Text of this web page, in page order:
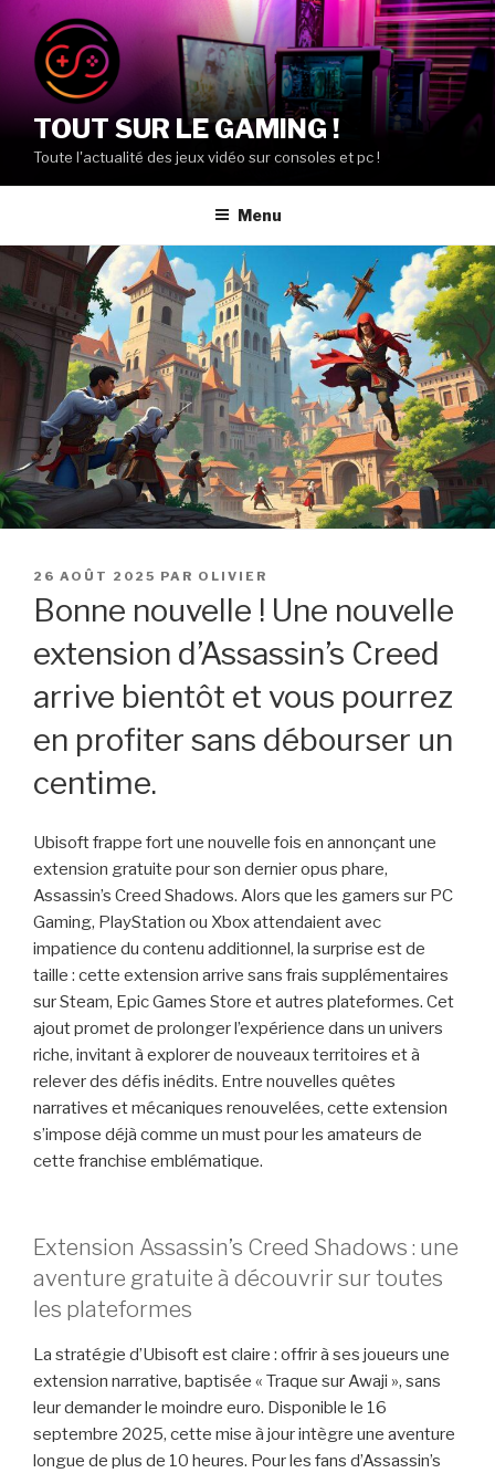
contenu
principal
TOUT SUR LE GAMING !
Toute l'actualité des jeux vidéo sur consoles et pc !
Menu
PUBLIÉ
26 AOÛT 2025 PAR OLIVIER
Bonne nouvelle ! Une nouvelle
extension d’Assassin’s Creed
arrive bientôt et vous pourrez
en profiter sans débourser un
centime.
Ubisoft frappe fort une nouvelle fois en annonçant une
extension gratuite pour son dernier opus phare,
Assassin’s Creed Shadows. Alors que les gamers sur PC
Gaming, PlayStation ou Xbox attendaient avec
impatience du contenu additionnel, la surprise est de
taille : cette extension arrive sans frais supplémentaires
sur Steam, Epic Games Store et autres plateformes. Cet
ajout promet de prolonger l’expérience dans un univers
riche, invitant à explorer de nouveaux territoires et à
relever des défis inédits. Entre nouvelles quêtes
narratives et mécaniques renouvelées, cette extension
s’impose déjà comme un must pour les amateurs de
cette franchise emblématique.
Extension Assassin’s Creed Shadows : une
aventure gratuite à découvrir sur toutes
les plateformes
La stratégie d’Ubisoft est claire : offrir à ses joueurs une
extension narrative, baptisée « Traque sur Awaji », sans
leur demander le moindre euro. Disponible le 16
septembre 2025, cette mise à jour intègre une aventure
longue de plus de 10 heures. Pour les fans d’Assassin’s